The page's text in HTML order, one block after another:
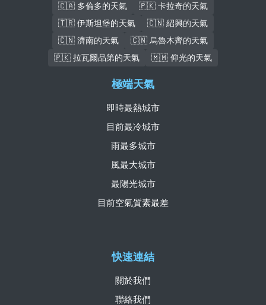
🇨🇦 多倫多的天氣
🇵🇰 卡拉奇的天氣
🇹🇷 伊斯坦堡的天氣
🇨🇳 紹興的天氣
🇨🇳 濟南的天氣
🇨🇳 烏魯木齊的天氣
🇵🇰 拉瓦爾品第的天氣
🇲🇲 仰光的天氣
快速連結
關於我們
聯絡我們
極端天氣
即時最熱城市
目前最冷城市
雨最多城市
風最大城市
最陽光城市
目前空氣質素最差